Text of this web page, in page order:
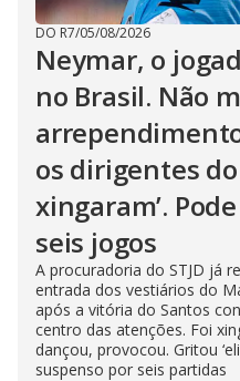
DO R7/05/08/2026
Neymar, o
no Brasil. Não
os dirigentes do
xingaram’.
seis jogos
A procuradoria do STJD já
entrada dos vestiários do
após a vitória do Santos
centro das atenções. Foi
dançou, provocou. Gritou
suspenso por seis partidas